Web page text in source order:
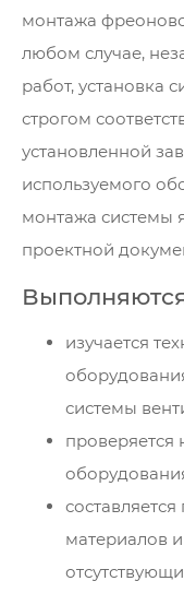
монтажа
любом случае,
работ, установка
строгом
установленной
используемого
монтажа системы
проектной
изучается
системы
проверяется
материалов